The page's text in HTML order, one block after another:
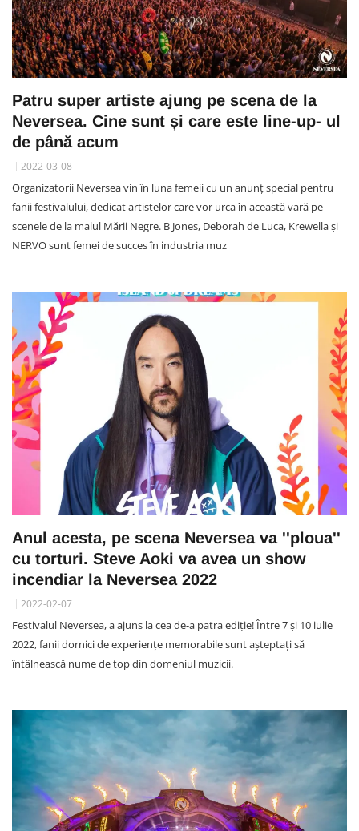
Patru super artiste ajung pe scena de la
Neversea. Cine sunt și care este line-up- ul
de până acum
2022-03-08
Organizatorii Neversea vin în luna femeii cu un anunț special pentru
fanii festivalului, dedicat artistelor care vor urca în această vară pe
scenele de la malul Mării Negre. B Jones, Deborah de Luca, Krewella și
NERVO sunt femei de succes în industria muz
Anul acesta, pe scena Neversea va ''ploua''
cu torturi. Steve Aoki va avea un show
incendiar la Neversea 2022
2022-02-07
Festivalul Neversea, a ajuns la cea de-a patra ediție! Între 7 și 10 iulie
2022, fanii dornici de experiențe memorabile sunt așteptați să
întâlnească nume de top din domeniul muzicii.